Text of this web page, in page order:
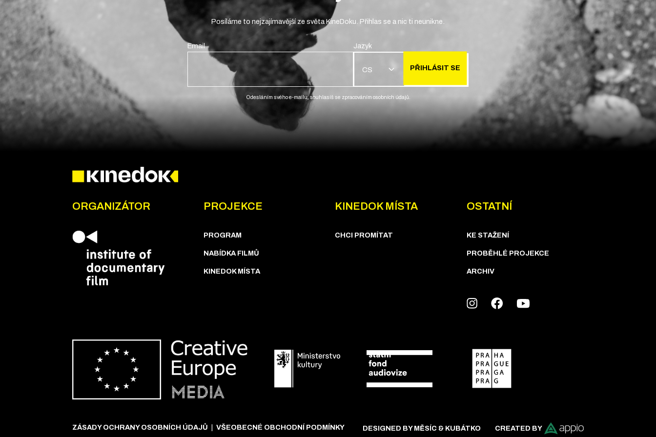
Posíláme to nejzajímavější ze světa KineDoku. Přihlas se a nic ti neunikne.
Email Jazyk
CS PŘIHLÁSIT SE
Odesláním svého e-mailu, souhlasíš se zpracováním osobních údajů.
ORGANIZÁTOR PROJEKCE
PROGRAM
NABÍDKA FILMŮ
KINEDOK MÍSTA
KINEDOK MÍSTA
CHCI PROMÍTAT
OSTATNÍ
KE STAŽENÍ
PROBĚHLÉ PROJEKCE
ARCHIV
ZÁSADY OCHRANY OSOBNÍCH ÚDAJŮ VŠEOBECNÉ OBCHODNÍ PODMÍNKY DESIGNED BY MĚSÍC & KUBÁTKO CREATED BY